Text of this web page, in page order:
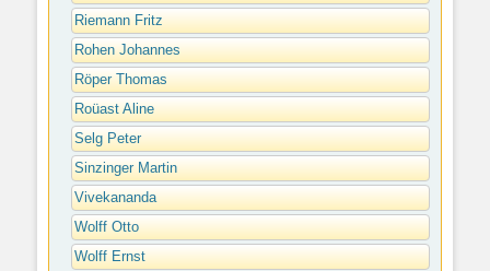
Riemann Fritz
Rohen Johannes
Röper Thomas
Roüast Aline
Selg Peter
Sinzinger Martin
Vivekananda
Wolff Otto
Wolff Ernst